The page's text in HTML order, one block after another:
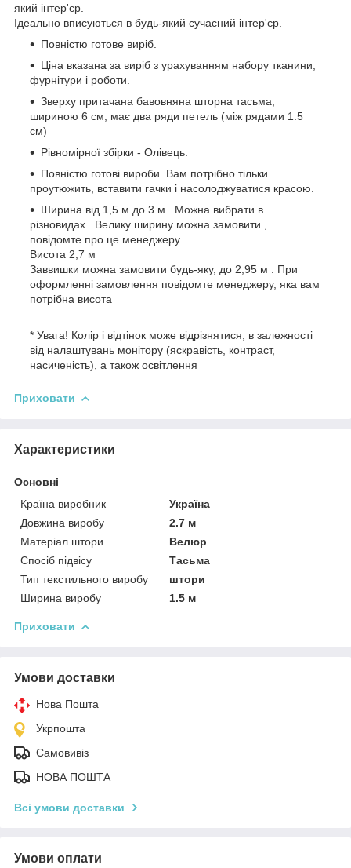
який інтер'єр.
Ідеально вписуються в будь-який сучасний інтер'єр.
Повністю готове виріб.
Ціна вказана за виріб з урахуванням набору тканини,
фурнітури і роботи.
Зверху притачана бавовняна шторна тасьма,
шириною 6 см, має два ряди петель (між рядами 1.5
см)
Рівномірної збірки - Олівець.
Повністю готові вироби. Вам потрібно тільки
проутюжить, вставити гачки і насолоджуватися красою.
Ширина від 1,5 м до 3 м . Можна вибрати в
різновидах . Велику ширину можна замовити ,
повідомте про це менеджеру
Висота 2,7 м
Заввишки можна замовити будь-яку, до 2,95 м . При
оформленні замовлення повідомте менеджеру, яка вам
потрібна висота
* Увага! Колір і відтінок може відрізнятися, в залежності
від налаштувань монітору (яскравість, контраст,
насиченість), а також освітлення
Приховати
Характеристики
Основні
Країна виробник
Україна
Довжина виробу
2.7 м
Матеріал штори
Велюр
Спосіб підвісу
Тасьма
Тип текстильного виробу
штори
Ширина виробу
1.5 м
Приховати
Умови доставки
Нова Пошта
Укрпошта
Самовивіз
НОВА ПОШТА
Всі умови доставки
Умови оплати